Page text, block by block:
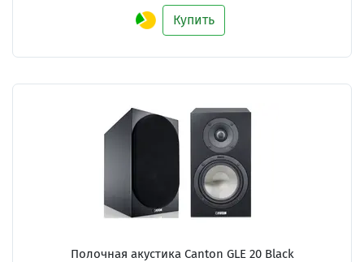
Купить
Полочная акустика Canton GLE 20 Black